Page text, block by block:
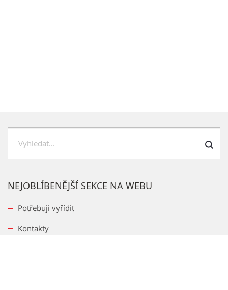
NEJOBLÍBENĚJŠÍ SEKCE NA WEBU
Potřebuji vyřídit
Kontakty